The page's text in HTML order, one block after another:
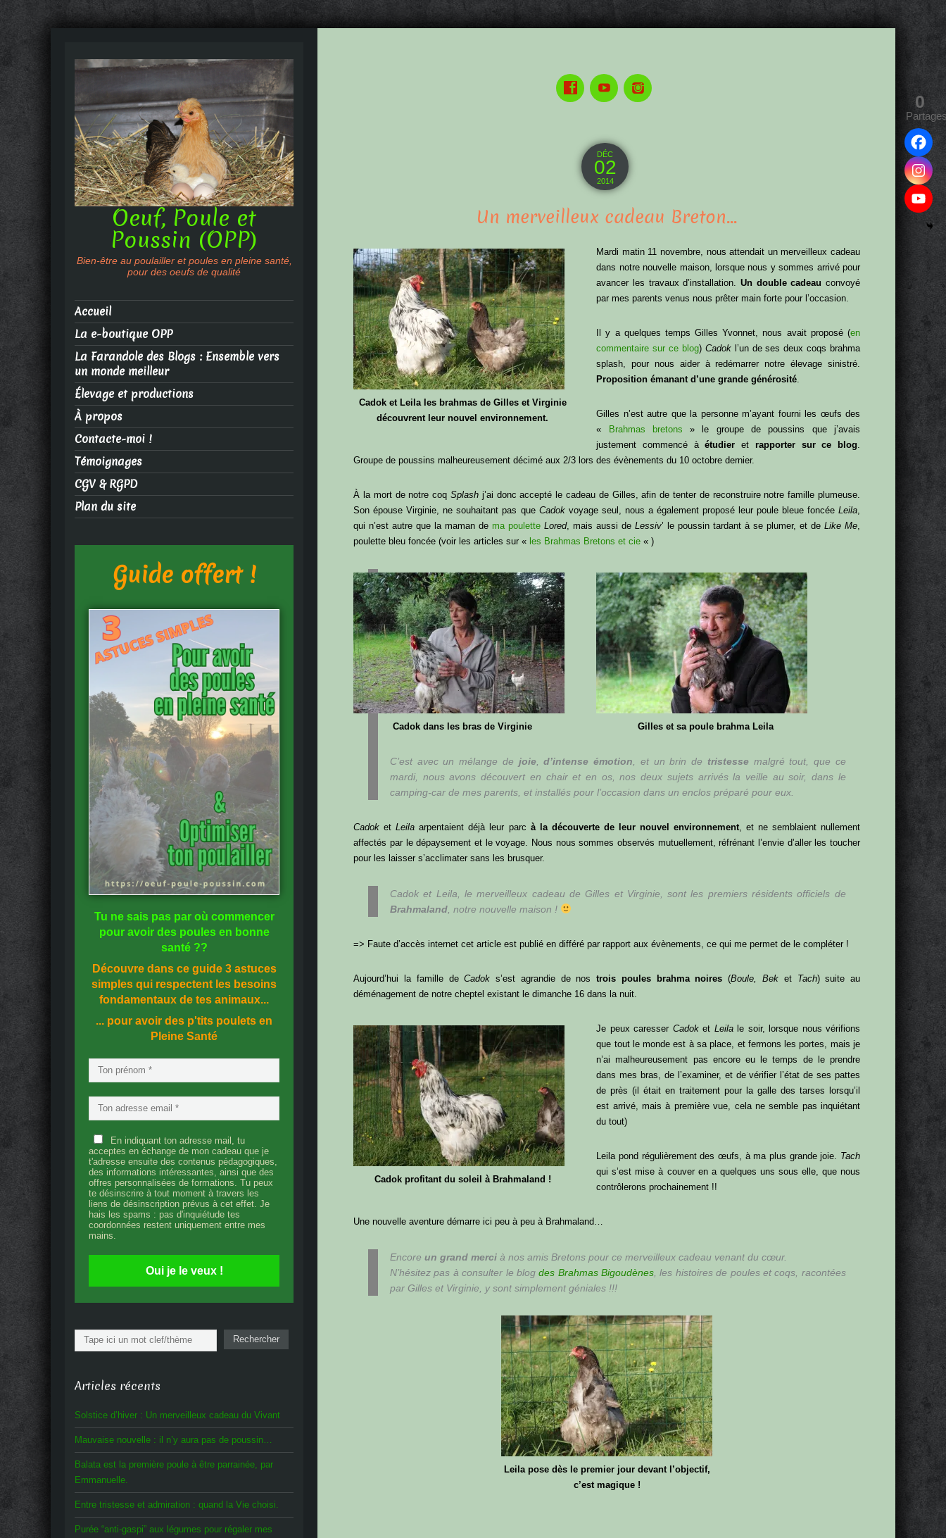
DÉC
02
2014
Un merveilleux cadeau Breton…
Cadok et Leila les brahmas de Gilles et Virginie
découvrent leur nouvel environnement.
Mardi matin 11 novembre, nous attendait un merveilleux cadeau
dans notre nouvelle maison, lorsque nous y sommes arrivé pour
avancer les travaux d’installation. Un double cadeau convoyé
par mes parents venus nous prêter main forte pour l’occasion.
Il y a quelques temps Gilles Yvonnet, nous avait proposé (en
commentaire sur ce blog) Cadokl’un de ses deux coqs brahma
splash, pour nous aider à redémarrer notre élevage sinistré.
Proposition émanant d’une grande générosité.
Gilles n’est autre que la personne m’ayant fourni les œufs des
«
Brahmas bretons » le groupe de poussins que j’avais
justement commencé àétudier et rapporter sur ce blog.
Groupe de poussins malheureusement décimé aux 2/3 lors des évènements du 10 octobre dernier.
À la mort de notre coqSplash j’ai donc accepté le cadeau de Gilles, afin de tenter de reconstruire notre famille plumeuse.
Son épouse Virginie, ne souhaitant pas que Cadokvoyage seul, nous a également proposé leur poule bleue foncéeLeila,
qui n’est autre que la maman de ma poulette Lored, mais aussi deLessiv’ le poussin tardant à se plumer, et de Like Me,
poulette bleu foncée (voir les articles sur « les Brahmas Bretons et cie« )
Cadok dans les bras de Virginie Gilles et sa poule brahma Leila
C’est avec un mélange de joie,d’intense émotion , et un brin de tristessemalgré tout, que ce
mardi, nous avons découvert en chair et en os, nos deux sujets arrivés la veille au soir, dans le
camping-car de mes parents, et installés pour l’occasion dans un enclos préparé pour eux.
Cadok etLeila arpentaient déjà leur parc à la découverte de leur nouvel environnement, et ne semblaient nullement
affectés par le dépaysement et le voyage. Nous nous sommes observés mutuellement, réfrénant l’envie d’aller les toucher
pour les laisser s’acclimater sans les brusquer.
Cadok et Leila, le merveilleux cadeau de Gilles et Virginie, sont les premiers résidents officiels de
Brahmaland , notre nouvelle maison !
=> Faute d’accès internet cet article est publié en différé par rapport aux évènements, ce qui me permet de le compléter !
Aujourd’hui la famille deCadok s’est agrandie de nostrois poules brahma noires (Boule, Bek etTach) suite au
déménagement de notre cheptel existant le dimanche 16 dans la nuit.
Cadok profitant du soleil à Brahmaland !
Je peux caresser Cadoket Leilale soir, lorsque nous vérifions
que tout le monde est à sa place, et fermons les portes, mais je
n’ai malheureusement pas encore eu le temps de le prendre
dans mes bras, de l’examiner, et de vérifier l’état de ses pattes
de près (il était en traitement pour la galle des tarses lorsqu’il
est arrivé, mais à première vue, cela ne semble pas inquiétant
du tout)
Leila pond régulièrement des œufs, à ma plus grande joie. Tach
qui s’est mise à couver en a quelques uns sous elle, que nous
contrôlerons prochainement !!
Une nouvelle aventure démarre ici peu à peu à Brahmaland…
Encore un grand merci à nos amis Bretons pour ce merveilleux cadeau venant du cœur.
N’hésitez pas à consulter le blogdes Brahmas Bigoudènes , les histoires de poules et coqs, racontées
par Gilles et Virginie, y sont simplement géniales !!!
Leila pose dès le premier jour devant l’objectif,
c’est magique !
0
Oeuf, Poule et
Poussin (OPP)
Bien-être au poulailler et poules en pleine santé,
pour des oeufs de qualité
Accueil
La e-boutique OPP
La Farandole des Blogs : Ensemble vers
un monde meilleur
Élevage et productions
À propos
Contacte-moi !
Témoignages
CGV & RGPD
Plan du site
Guide offert !
Tu ne sais pas par où commencer
pour avoir des poules en bonne
santé??
Découvre dans ce guide 3 astuces
simples qui respectent les besoins
fondamentaux de tes animaux...
... pour avoir des p'tits poulets en
Pleine Santé
En indiquant ton adresse mail, tu
acceptes en échange de mon cadeau que je
t'adresse ensuite des contenus pédagogiques,
des informations intéressantes, ainsi que des
offres personnalisées de formations. Tu peux
te désinscrire à tout moment à travers les
liens de désinscription prévus à cet effet. Je
hais les spams : pas d'inquiétude tes
coordonnées restent uniquement entre mes
mains.
Oui je le veux !
Rechercher Rechercher
Articles récents
Solstice d’hiver : Un merveilleux cadeau du Vivant
Mauvaise nouvelle : il n’y aura pas de poussin…
Balata est la première poule à être parrainée, par
Emmanuelle.
Entre tristesse et admiration : quand la Vie choisi.
Purée “anti-gaspi” aux légumes pour régaler mes